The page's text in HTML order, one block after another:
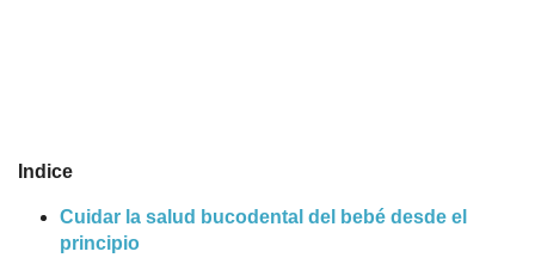
Indice
Cuidar la salud bucodental del bebé desde el
principio